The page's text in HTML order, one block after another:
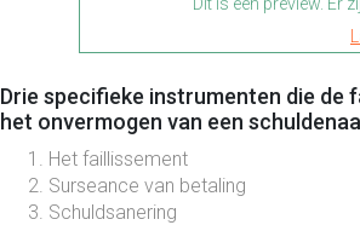
Dit is een preview. Er
Drie specifieke instrumenten die de
het onvermogen van een
Het faillissement
Surseance van betaling
Schuldsanering